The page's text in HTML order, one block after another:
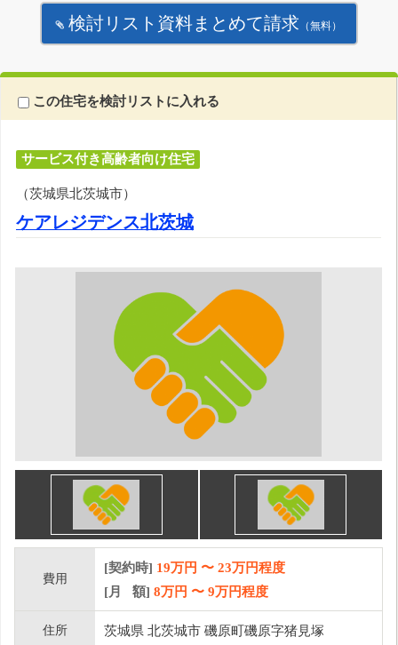
検討リスト資料まとめて請求 （無料）
この住宅を検討リストに入れる
サービス付き高齢者向け住宅
（茨城県北茨城市）
ケアレジデンス北茨城
費用
[契約時] 19万円 〜 23万円程度
[月 額] 8万円 〜 9万円程度
住所 茨城県 北茨城市 磯原町磯原字猪見塚